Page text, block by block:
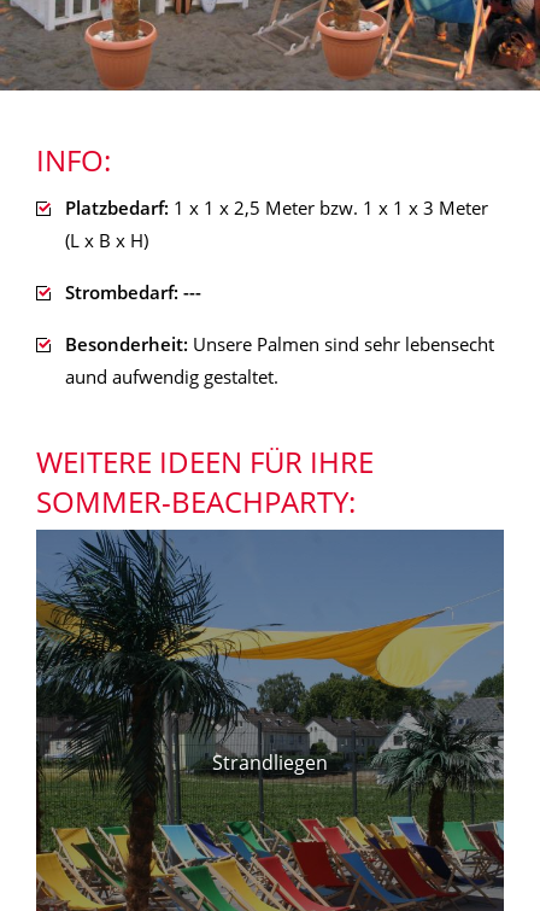
INFO:
Platzbedarf: 1 x 1 x 2,5 Meter bzw. 1 x 1 x 3 Meter
(L x B x H)
Strombedarf: ---
Besonderheit: Unsere Palmen sind sehr lebensecht
aund aufwendig gestaltet.
WEITERE IDEEN FÜR IHRE
SOMMER-BEACHPARTY:
Strandliegen